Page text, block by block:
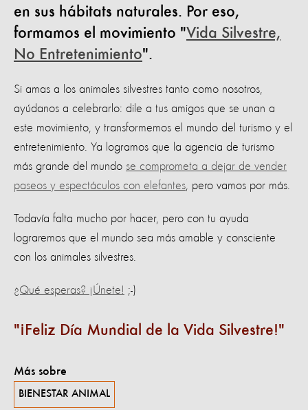
en sus hábitats naturales. Por eso,
formamos el movimiento "Vida Silvestre,
No Entretenimiento".
Si amas a los animales silvestres tanto como nosotros,
ayúdanos a celebrarlo: dile a tus amigos que se unan a
este movimiento, y transformemos el mundo del turismo y el
entretenimiento. Ya logramos que la agencia de turismo
más grande del mundo se comprometa a dejar de vender
paseos y espectáculos con elefantes , pero vamos por más.
Todavía falta mucho por hacer, pero con tu ayuda
lograremos que el mundo sea más amable y consciente
con los animales silvestres.
¿Qué esperas? ¡Únete! ;-)
¡Feliz Día Mundial de la Vida Silvestre!
Más sobre
BIENESTAR ANIMAL